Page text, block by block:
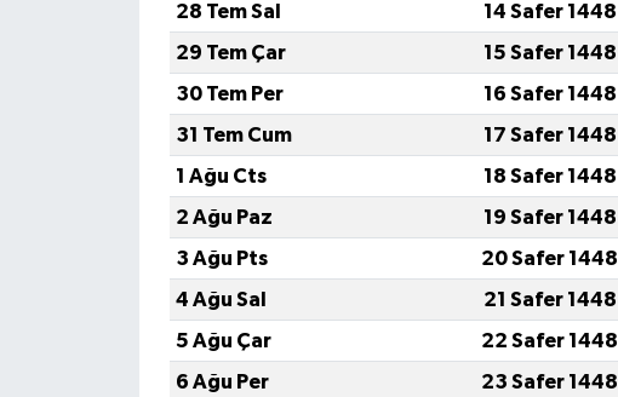
28 Tem Sal
14 Safer 1448
29 Tem Çar
15 Safer 1448
30 Tem Per
16 Safer 1448
31 Tem Cum
17 Safer 1448
1 Ağu Cts
18 Safer 1448
2 Ağu Paz
19 Safer 1448
3 Ağu Pts
20 Safer 1448
4 Ağu Sal
21 Safer 1448
5 Ağu Çar
22 Safer 1448
6 Ağu Per
23 Safer 1448